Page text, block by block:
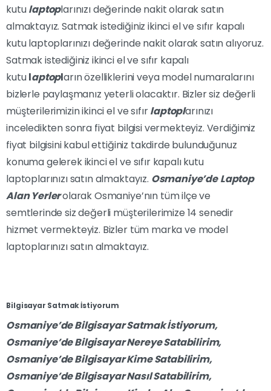
kutulaptoplarınızı değerinde nakit olarak satın
almaktayız. Satmak istediğiniz ikinci el ve sıfır kapalı
kutu laptoplarınızı değerinde nakit olarak satın alıyoruz.
Satmak istediğiniz ikinci el ve sıfır kapalı
kutulaptopların özelliklerini veya model numaralarını
bizlerle paylaşmanız yeterli olacaktır. Bizler siz değerli
müşterilerimizin ikinci el ve sıfırlaptoplarınızı
inceledikten sonra fiyat bilgisi vermekteyiz. Verdiğimiz
fiyat bilgisini kabul ettiğiniz takdirde bulunduğunuz
konuma gelerek ikinci el ve sıfır kapalı kutu
laptoplarınızı satın almaktayız. Osmaniye’de Laptop
Alan Yerlerolarak Osmaniye’nın tüm ilçe ve
semtlerinde siz değerli müşterilerimize 14 senedir
hizmet vermekteyiz. Bizler tüm marka ve model
laptoplarınızı satın almaktayız.
Bilgisayar Satmak İstiyorum
Osmaniye’de Bilgisayar Satmak İstiyorum,
Osmaniye’de Bilgisayar Nereye Satabilirim,
Osmaniye’de Bilgisayar Kime Satabilirim,
Osmaniye’de Bilgisayar Nasıl Satabilirim,